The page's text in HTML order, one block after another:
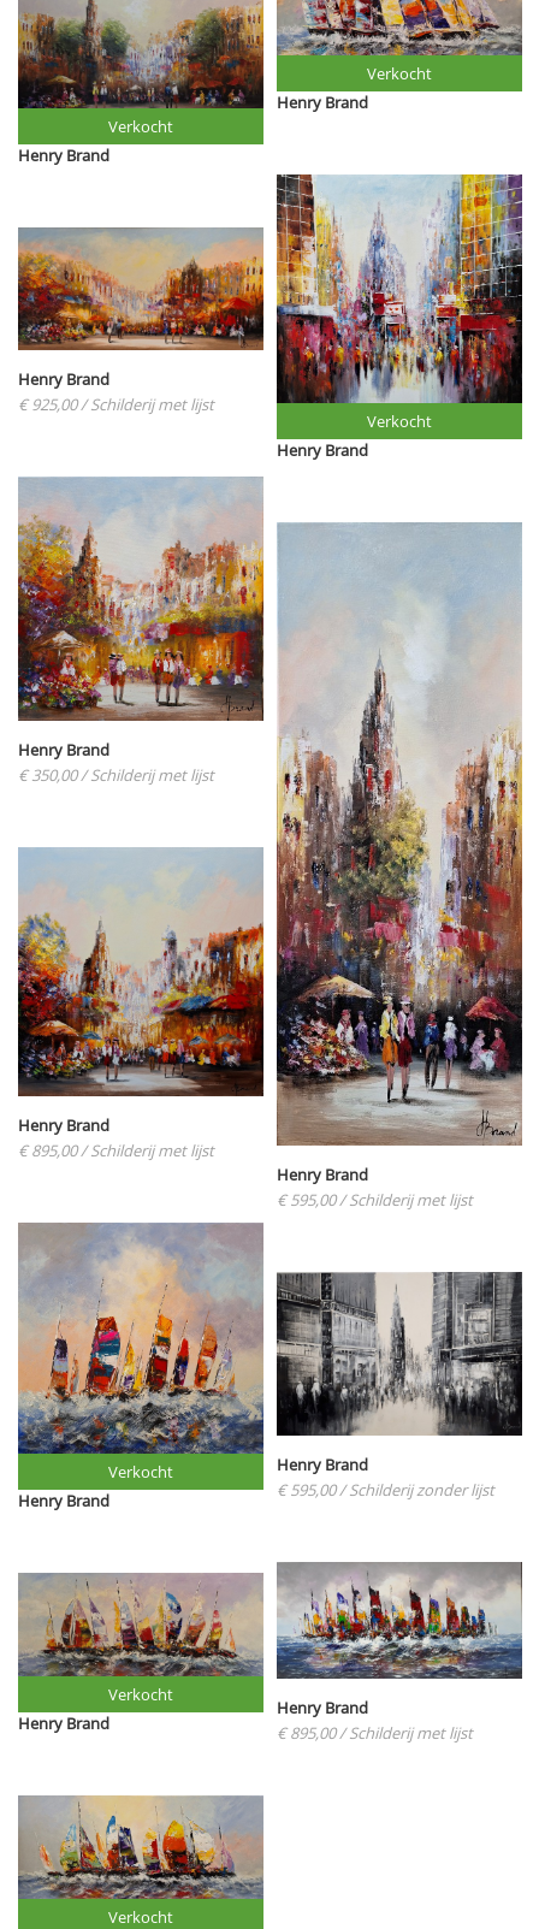
Henry Brand
Verkocht
Henry Brand
€ 925,00/ Schilderij met lijst
Henry Brand
€ 350,00/ Schilderij met lijst
Henry Brand
€ 895,00/ Schilderij met lijst
Henry Brand
Verkocht
Henry Brand
Verkocht
Verkocht
Henry Brand
Verkocht
Henry Brand
Verkocht
Henry Brand
€ 595,00/ Schilderij met lijst
Henry Brand
€ 595,00/ Schilderij zonder lijst
Henry Brand
€ 895,00/ Schilderij met lijst